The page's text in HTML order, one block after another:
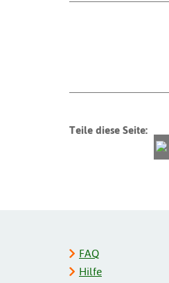
Teile diese Seite:
FAQ
Hilfe